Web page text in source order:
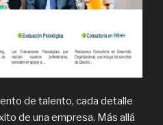
de talento, cada detalle
de una empresa. Más allá